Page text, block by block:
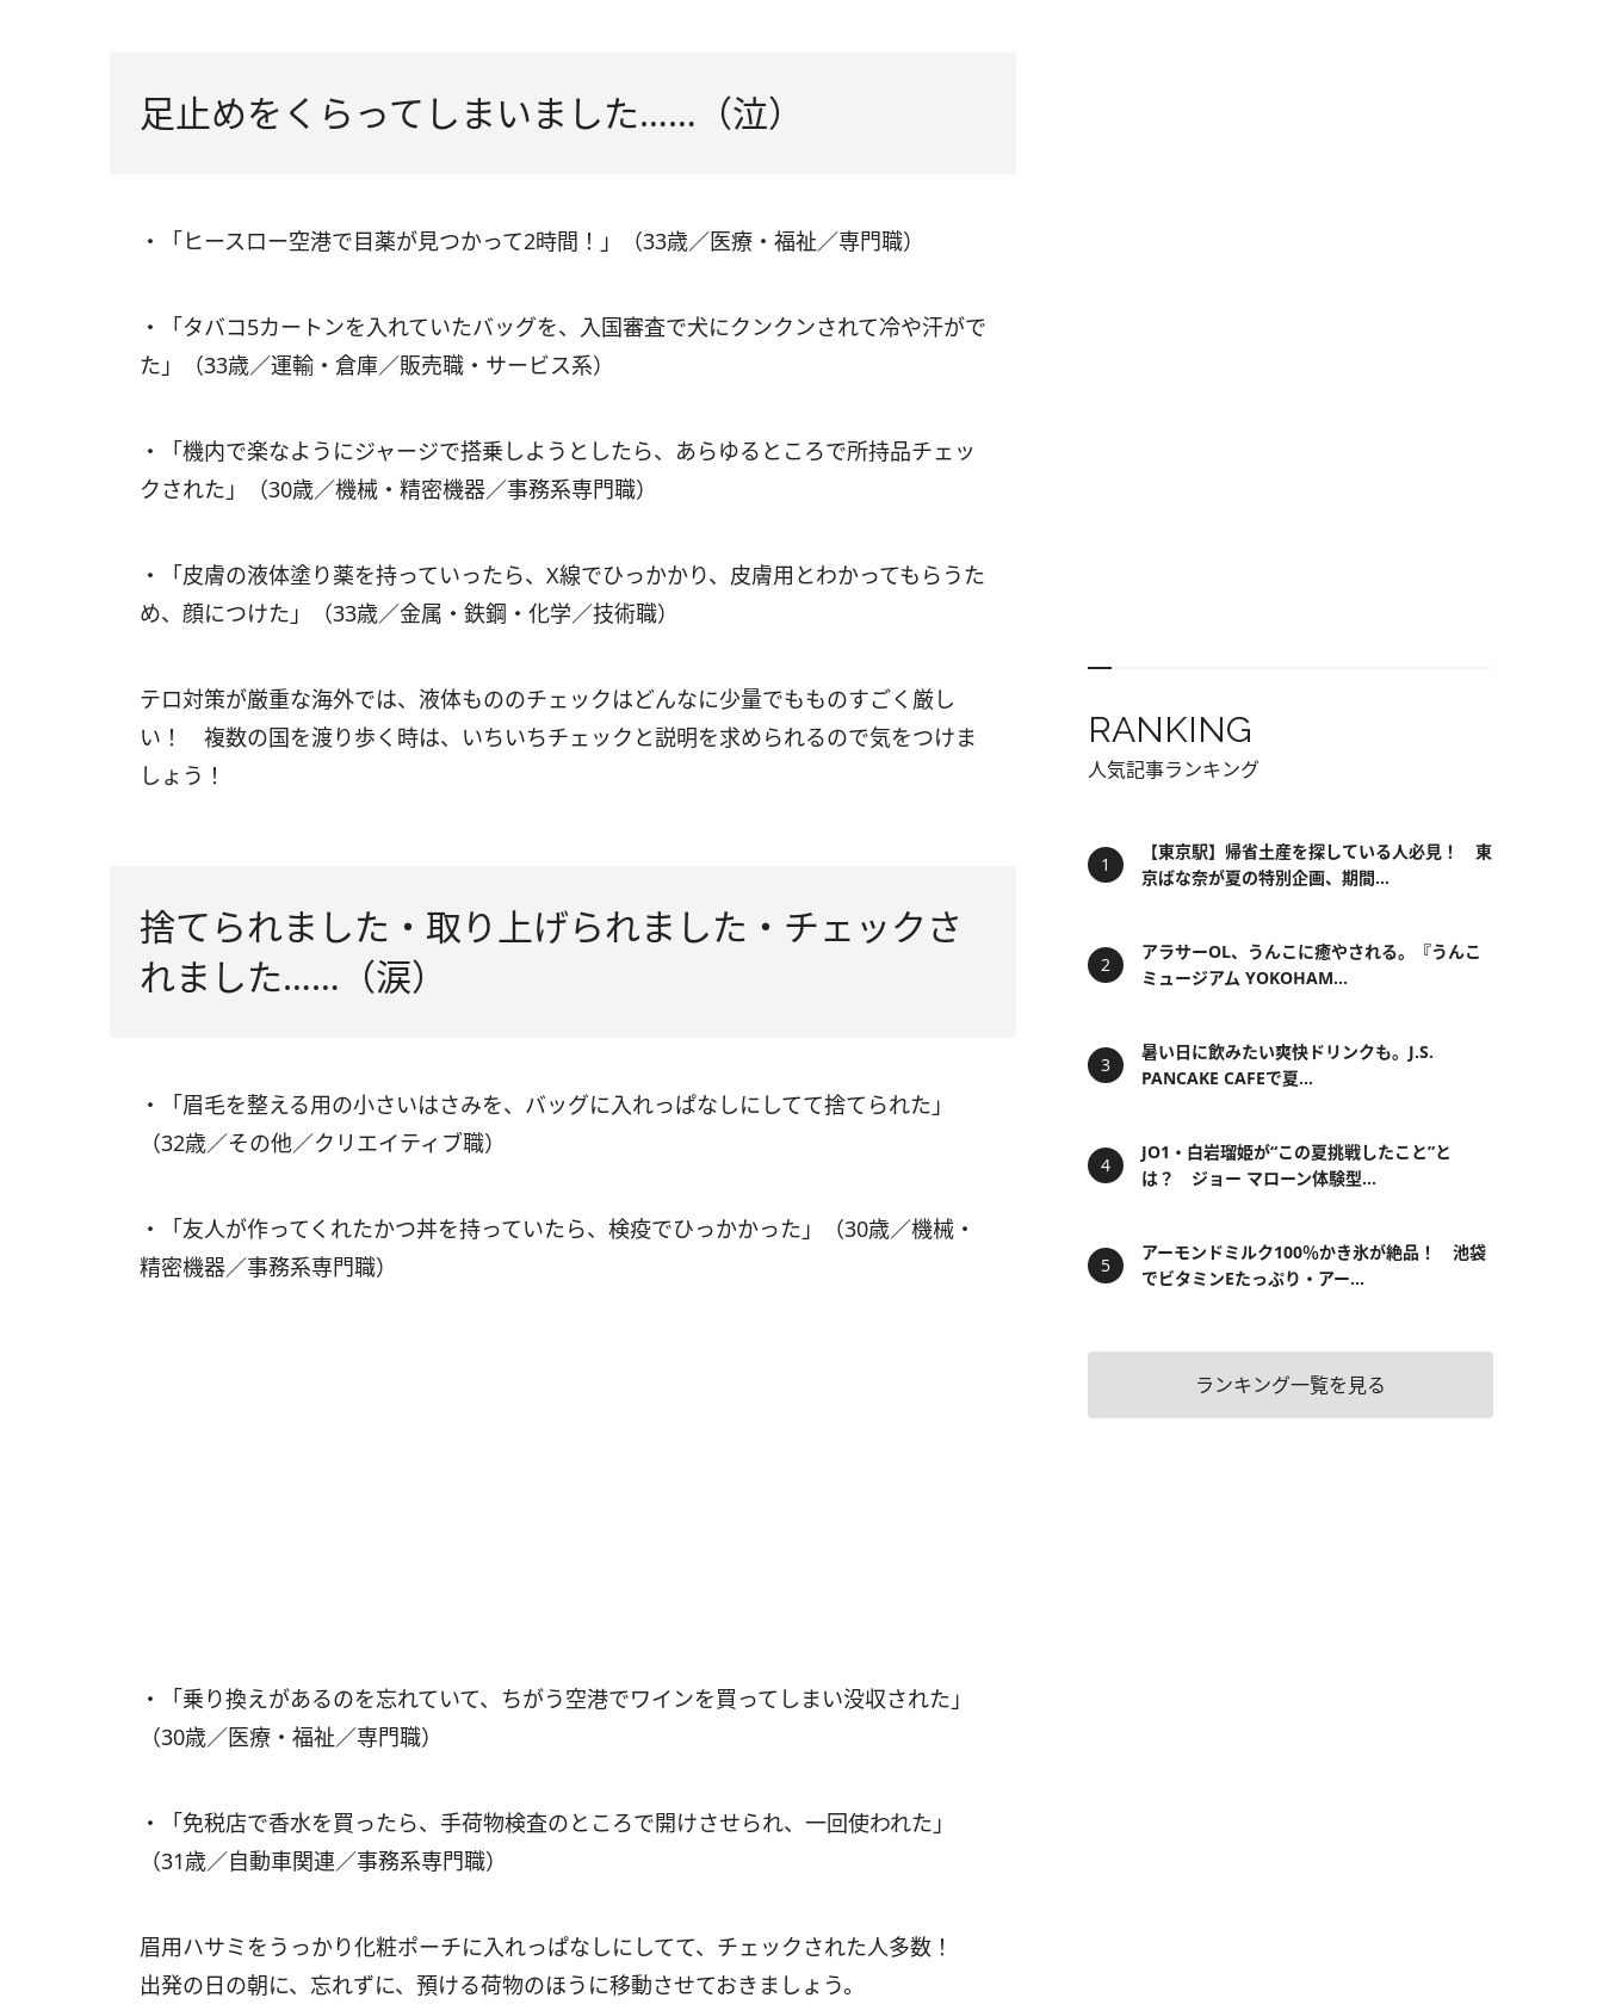
足止めをくらってしまいました……（泣）
・「ヒースロー空港で目薬が見つかって2時間！」（33歳／医療・福祉／専門職）
・「タバコ5カートンを入れていたバッグを、入国審査で犬にクンクンされて冷や汗がで
た」（33歳／運輸・倉庫／販売職・サービス系）
・「機内で楽なようにジャージで搭乗しようとしたら、あらゆるところで所持品チェッ
クされた」（30歳／機械・精密機器／事務系専門職）
・「皮膚の液体塗り薬を持っていったら、X線でひっかかり、皮膚用とわかってもらうた
め、顔につけた」（33歳／金属・鉄鋼・化学／技術職）
テロ対策が厳重な海外では、液体もののチェックはどんなに少量でもものすごく厳し
い！ 複数の国を渡り歩く時は、いちいちチェックと説明を求められるので気をつけま
しょう！
捨てられました・取り上げられました・チェックさ
れました……（涙）
・「眉毛を整える用の小さいはさみを、バッグに入れっぱなしにしてて捨てられた」
（32歳／その他／クリエイティブ職）
・「友人が作ってくれたかつ丼を持っていたら、検疫でひっかかった」（30歳／機械・
精密機器／事務系専門職）
・「乗り換えがあるのを忘れていて、ちがう空港でワインを買ってしまい没収された」
（30歳／医療・福祉／専門職）
・「免税店で香水を買ったら、手荷物検査のところで開けさせられ、一回使われた」
（31歳／自動車関連／事務系専門職）
眉用ハサミをうっかり化粧ポーチに入れっぱなしにしてて、チェックされた人多数！
出発の日の朝に、忘れずに、預ける荷物のほうに移動させておきましょう。
RANKING
人気記事ランキング
【東京駅】帰省土産を探している人必見！ 東
京ばな奈が夏の特別企画、期間...
アラサーOL、うんこに癒やされる。『うんこ
ミュージアム YOKOHAM...
暑い日に飲みたい爽快ドリンクも。J.S.
PANCAKE CAFEで夏...
JO1・白岩瑠姫が“この夏挑戦したこと”と
は？ ジョー マローン体験型...
アーモンドミルク100％かき氷が絶品！ 池袋
でビタミンEたっぷり・アー...
ランキング一覧を見る